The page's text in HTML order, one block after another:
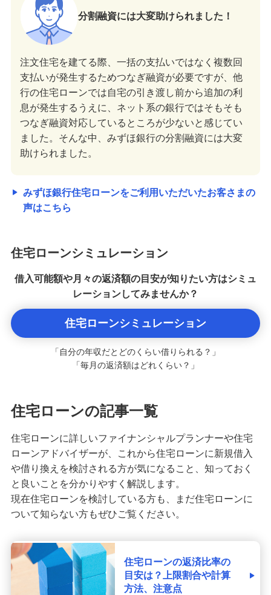
分割融資には大変助けられました！
注文住宅を建てる際、一括の支払いではなく複数回
支払いが発生するためつなぎ融資が必要ですが、他
行の住宅ローンでは自宅の引き渡し前から追加の利
息が発生するうえに、ネット系の銀行ではそもそも
つなぎ融資対応しているところが少ないと感じてい
ました。そんな中、みずほ銀行の分割融資には大変
助けられました。
みずほ銀行住宅ローンをご利用いただいたお客さまの
声はこちら
住宅ローンシミュレーション
借入可能額や月々の返済額の目安が知りたい方はシミュ
レーションしてみませんか？
住宅ローンシミュレーション
「自分の年収だとどのくらい借りられる？」
「毎月の返済額はどれくらい？」
住宅ローンの記事一覧
住宅ローンに詳しいファイナンシャルプランナーや住宅
ローンアドバイザーが、これから住宅ローンに新規借入
や借り換えを検討される方が気になること、知っておく
と良いことを分かりやすく解説します。
現在住宅ローンを検討している方も、まだ住宅ローンに
ついて知らない方もぜひご覧ください。
住宅ローンの返済比率の
目安は？上限割合や計算
方法、注意点